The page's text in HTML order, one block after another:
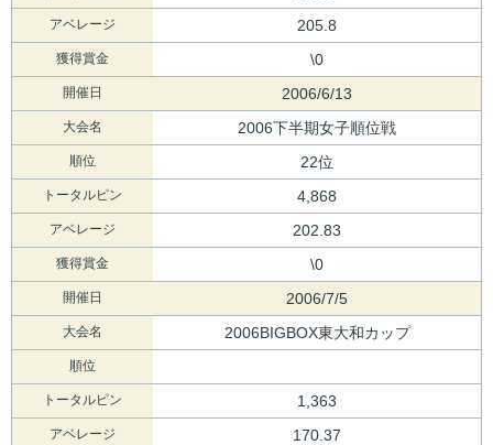
アベレージ 205.8
獲得賞金 \0
開催日 2006/6/13
大会名 2006下半期女子順位戦
順位 22位
トータルピン 4,868
アベレージ 202.83
獲得賞金 \0
開催日 2006/7/5
大会名 2006BIGBOX東大和カップ
順位
トータルピン 1,363
アベレージ 170.37